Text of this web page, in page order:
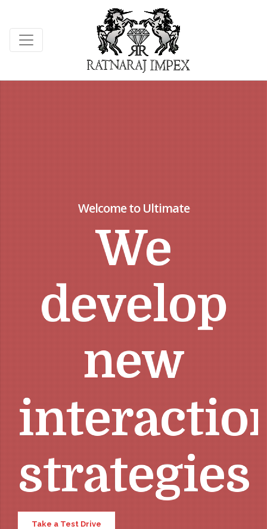
Welcome to Ultimate
We
develop
new
strategies
Take a Test Drive